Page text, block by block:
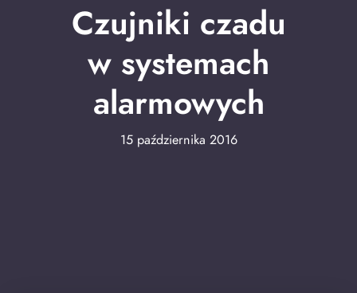
Czujniki czadu
w systemach
alarmowych
15 października 2016